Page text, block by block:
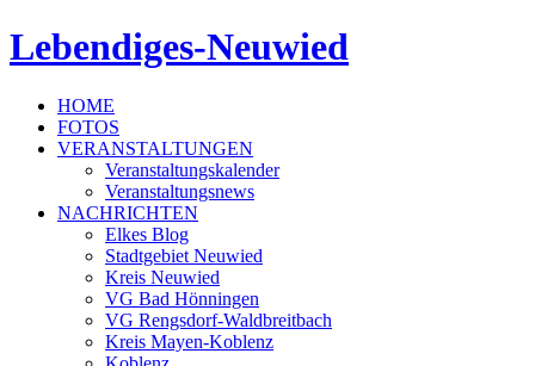
Lebendiges-Neuwied
HOME
FOTOS
VERANSTALTUNGEN
Veranstaltungskalender
Veranstaltungsnews
NACHRICHTEN
Elkes Blog
Stadtgebiet Neuwied
Kreis Neuwied
VG Bad Hönningen
VG Rengsdorf-Waldbreitbach
Kreis Mayen-Koblenz